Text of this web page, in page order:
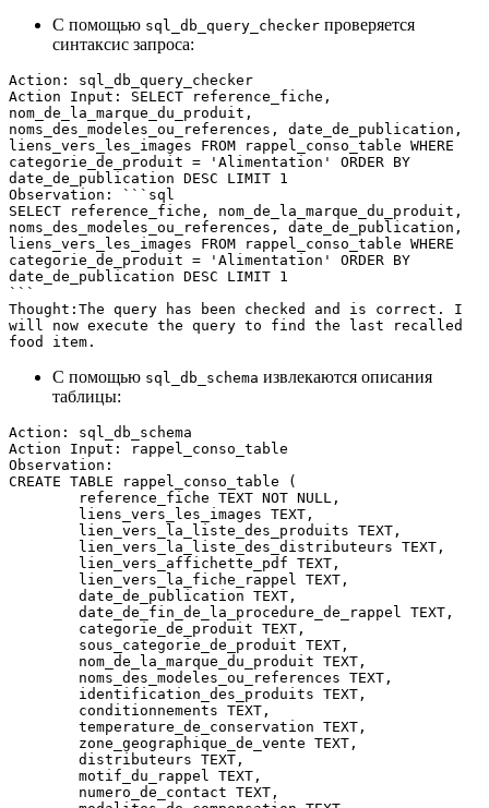
С помощью sql_db_query_checker проверяется
синтаксис запроса:
Action: sql_db_query_checker
Action Input: SELECT reference_fiche,
nom_de_la_marque_du_produit,
noms_des_modeles_ou_references, date_de_publication,
liens_vers_les_images FROM rappel_conso_table WHERE
categorie_de_produit = 'Alimentation' ORDER BY
date_de_publication DESC LIMIT 1
Observation: ```sql
SELECT reference_fiche, nom_de_la_marque_du_produit,
noms_des_modeles_ou_references, date_de_publication,
liens_vers_les_images FROM rappel_conso_table WHERE
categorie_de_produit = 'Alimentation' ORDER BY
date_de_publication DESC LIMIT 1
```
Thought:The query has been checked and is correct. I
will now execute the query to find the last recalled
food item.
С помощью sql_db_schema извлекаются описания
таблицы:
Action: sql_db_schema
Action Input: rappel_conso_table
Observation:
CREATE TABLE rappel_conso_table (
        reference_fiche TEXT NOT NULL,
        liens_vers_les_images TEXT,
        lien_vers_la_liste_des_produits TEXT,
        lien_vers_la_liste_des_distributeurs TEXT,
        lien_vers_affichette_pdf TEXT,
        lien_vers_la_fiche_rappel TEXT,
        date_de_publication TEXT,
        date_de_fin_de_la_procedure_de_rappel TEXT,
        categorie_de_produit TEXT,
        sous_categorie_de_produit TEXT,
        nom_de_la_marque_du_produit TEXT,
        noms_des_modeles_ou_references TEXT,
        identification_des_produits TEXT,
        conditionnements TEXT,
        temperature_de_conservation TEXT,
        zone_geographique_de_vente TEXT,
        distributeurs TEXT,
        motif_du_rappel TEXT,
        numero_de_contact TEXT,